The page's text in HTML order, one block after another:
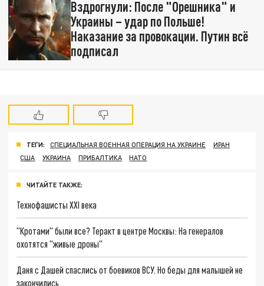
Вздрогнули: После "Орешника" и
Украины – удар по Польше!
Наказание за провокации. Путин всё
подписал
ТЕГИ: СПЕЦИАЛЬНАЯ ВОЕННАЯ ОПЕРАЦИЯ НА УКРАИНЕ
ИРАН
США
УКРАИНА ПРИБАЛТИКА НАТО
ЧИТАЙТЕ ТАКЖЕ:
Технофашисты XXI века
"Кротами" были все? Теракт в центре Москвы: На генералов
охотятся "живые дроны"
Даня с Дашей спаслись от боевиков ВСУ. Но беды для малышей не
закончились